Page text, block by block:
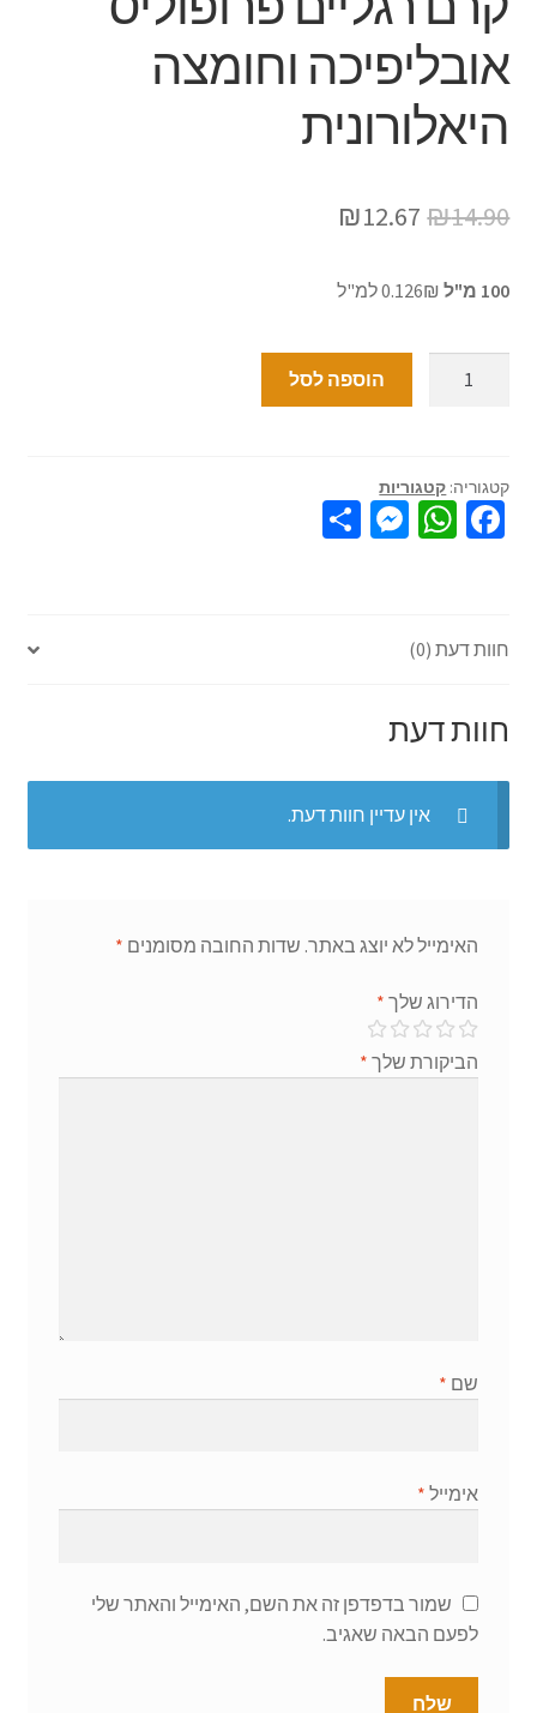
אובליפיכה וחומצה
היאלורונית
₪14.90
₪12.67
100 מ"ל 0.126₪ למ"ל
הוספה לסל
קטגוריה: קטגוריות
Fa
o
k
W
sA
p
p
M
S
חוות דעת (0)
חוות דעת
אין עדיין חוות דעת.
האימייל לא יוצג באתר. שדות החובה מסומנים *
הדירוג שלך *
הביקורת שלך *
שם *
אימייל *
שמור בדפדפן זה את השם, האימייל והאתר שלי
לפעם הבאה שאגיב.